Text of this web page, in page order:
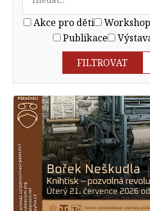
Akce pro děti Workshop
Publikace
FILTROVAT